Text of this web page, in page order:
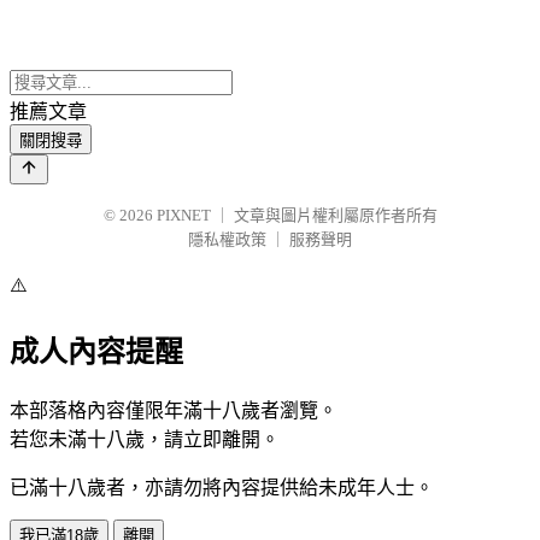
推薦文章
關閉搜尋
© 2026 PIXNET
文章與圖片權利屬原作者所有
隱私權政策
服務聲明
⚠️
成人內容提醒
本部落格內容僅限年滿十八歲者瀏覽。
若您未滿十八歲，請立即離開。
已滿十八歲者，亦請勿將內容提供給未成年人士。
我已滿18歲 離開